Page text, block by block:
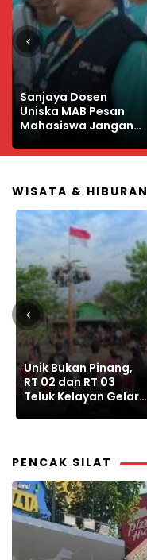
Institut Agama Islam
AL Hikmah Lampung
Wisuda 340 Sarjana
WISATA & HIBURAN
Sejarah Sultan
Suriansyah, Raja
Banjar Pertama dan
PENCAK SILAT